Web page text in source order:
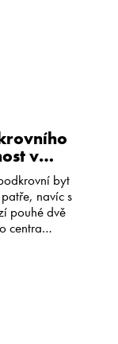
v
Andělbyt
navíc s
pouhé dvě
centra